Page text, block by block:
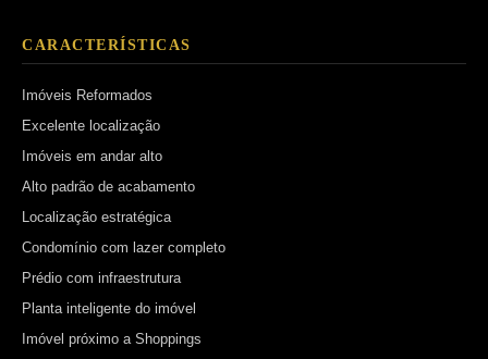
CARACTERÍSTICAS
Imóveis Reformados
Excelente localização
Imóveis em andar alto
Alto padrão de acabamento
Localização estratégica
Condomínio com lazer completo
Prédio com infraestrutura
Planta inteligente do imóvel
Imóvel próximo a Shoppings